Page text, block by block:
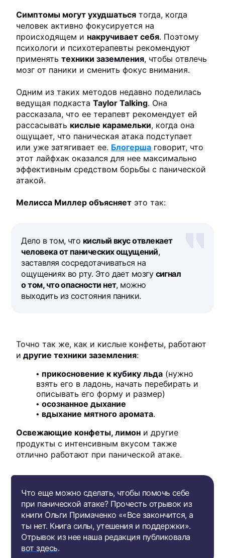
Симптомы могут ухудшаться тогда, когда
человек активно фокусируется на
происходящем и накручивает себя. Поэтому
психологи и психотерапевты рекомендуют
применятьтехники заземления, чтобы отвлечь
мозг от паники и сменить фокус внимания.
Одним из таких методов недавно поделилась
ведущая подкастаTaylor Talking. Она
рассказала, что ее терапевт рекомендует ей
рассасывать кислые карамельки, когда она
ощущает, что паническая атака подступает
или уже затягивает ее. Блогерша говорит, что
этот лайфхак оказался для нее максимально
эффективным средством борьбы с панической
атакой.
Мелисса Миллер объясняет это так:
Дело в том, что кислый вкус отвлекает
человека от панических ощущений,
заставляя сосредотачиваться на
ощущениях во рту. Это дает мозгу сигнал
о том, что опасности нет, можно
выходить из состояния паники.
Точно так же, как и кислые конфеты, работают
и другие техники заземления:
прикосновение к кубику льда (нужно
взять его в ладонь, начать перебирать и
описывать его форму и размер)
осознанное дыхание
вдыхание мятного аромата.
Освежающие конфеты, лимон и другие
продукты с интенсивным вкусом также
отлично работают при панической атаке.
Что еще можно сделать, чтобы помочь себе
при панической атаке? Прочесть отрывок из
книги Ольги Примаченко ««Все закончится, а
ты нет. Книга силы, утешения и поддержки».
Отрывок из нее наша редакция публиковала
вот здесь.